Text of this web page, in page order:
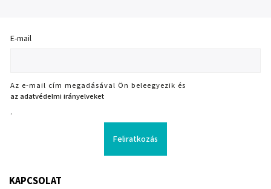
E-mail
Az e-mail cím megadásával Ön beleegyezik és
az adatvédelmi irányelveket
.
Feliratkozás
KAPCSOLAT